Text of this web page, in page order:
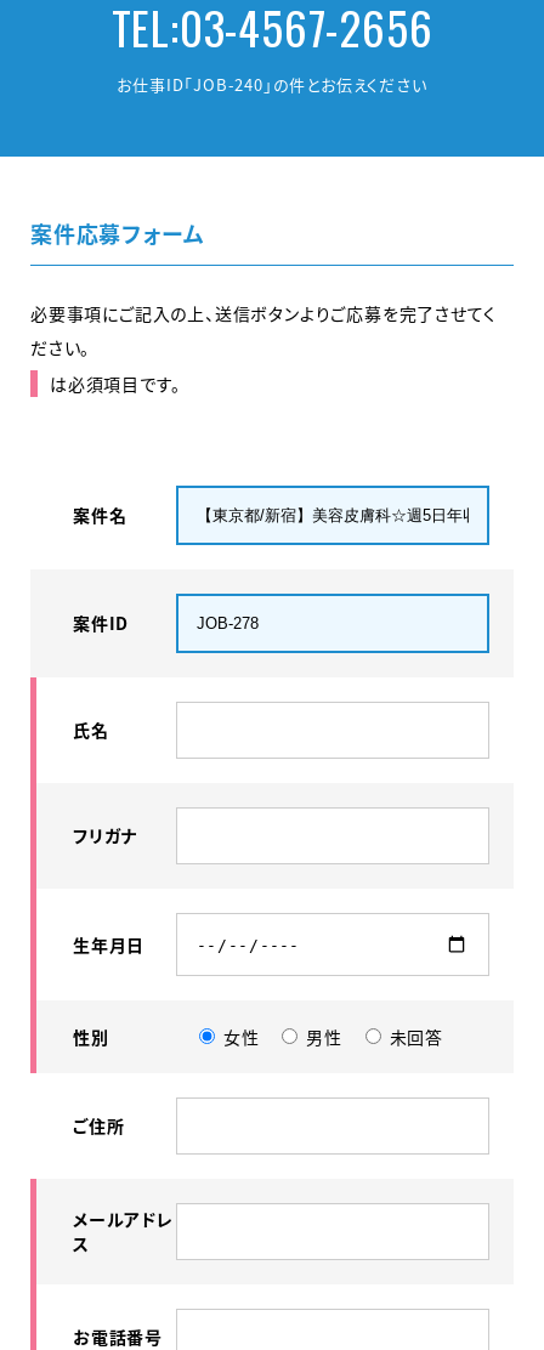
TEL:03-4567-2656
お仕事ID「JOB-240」の件とお伝えください
案件応募フォーム
必要事項にご記入の上、送信ボタンよりご応募を完了させてく
ださい。
は必須項目です。
案件名
案件ID
氏名
フリガナ
生年月日
性別 女性 男性 未回答
ご住所
メールアドレ
ス
お電話番号